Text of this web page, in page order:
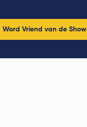
Word Vriend van de Show